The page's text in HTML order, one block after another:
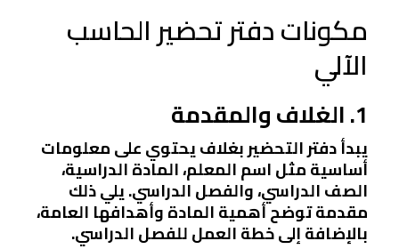
مكونات دفتر تحضير الحاسب
الآلي
1. الغلاف والمقدمة
يبدأ دفتر التحضير بغلاف يحتوي على معلومات
أساسية مثل اسم المعلم، المادة الدراسية،
الصف الدراسي، والفصل الدراسي. يلي ذلك
مقدمة توضح أهمية المادة وأهدافها العامة،
بالإضافة إلى خطة العمل للفصل الدراسي.